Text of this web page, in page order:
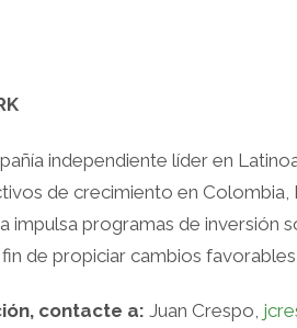
independiente líder en
de crecimiento en Colombia,
impulsa programas de
de propiciar cambios
contacte a: Juan Crespo,